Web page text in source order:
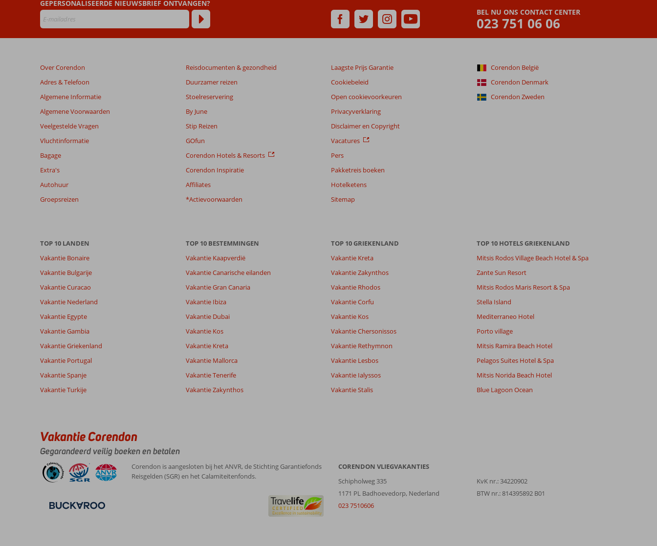
Beoordelingen
die
ouder
zijn
maanden
worden
niet
meer
weergegeven
om
de
relevantie
van
Meer
beoordelingen.
Totale score
Gebaseerd op:
beoordelingen
8,8
Aanrader
Kamers
8,5
Kindvriendelijk
Ervaringen
van onze
klanten
Taal
Filter reisgezelschap
Sorteren op
10
Nederland
Gezin met jong(e) kind(eren)
,
20 mei 2025
Ligging
ideaal
aan
zee
en
maar
Prijs/kwaliteit 10
Eten
10
Kamers
9
Kindvriendelijk
10
Wifi kwaliteit
BEL NU ONS CONTACT CENTER
023 751 06 06
GEPERSONALISEERDE NIEUWSBRIEF ONTVANGEN?
Over Corendon
Adres & Telefoon
Algemene Informatie
Algemene Voorwaarden
Veelgestelde Vragen
Vluchtinformatie
Bagage
Extra's
Autohuur
Groepsreizen
Reisdocumenten & gezondheid
Duurzamer reizen
Stoelreservering
By June
Stip Reizen
GOfun
Corendon Hotels & Resorts
Corendon Inspiratie
Affiliates
*Actievoorwaarden
Laagste Prijs Garantie
Cookiebeleid
Open cookievoorkeuren
Privacyverklaring
Disclaimer en Copyright
Vacatures
Pers
Pakketreis boeken
Hotelketens
Sitemap
Corendon België
Corendon Denmark
Corendon Zweden
TOP 10 LANDEN
Vakantie Bonaire
Vakantie Bulgarije
Vakantie Curacao
Vakantie Nederland
Vakantie Egypte
Vakantie Gambia
Vakantie Griekenland
Vakantie Portugal
Vakantie Spanje
Vakantie Turkije
TOP 10 BESTEMMINGEN
Vakantie Kaapverdië
Vakantie Canarische eilanden
Vakantie Gran Canaria
Vakantie Ibiza
Vakantie Dubai
Vakantie Kos
Vakantie Kreta
Vakantie Mallorca
Vakantie Tenerife
Vakantie Zakynthos
TOP 10 GRIEKENLAND
Vakantie Kreta
Vakantie Zakynthos
Vakantie Rhodos
Vakantie Corfu
Vakantie Kos
Vakantie Chersonissos
Vakantie Rethymnon
Vakantie Lesbos
Vakantie Ialyssos
Vakantie Stalis
TOP 10 HOTELS GRIEKENLAND
Mitsis Rodos Village Beach Hotel & Spa
Zante Sun Resort
Mitsis Rodos Maris Resort & Spa
Stella Island
Mediterraneo Hotel
Porto village
Mitsis Ramira Beach Hotel
Pelagos Suites Hotel & Spa
Mitsis Norida Beach Hotel
Blue Lagoon Ocean
Vakantie Corendon
Gegarandeerd veilig boeken en betalen
Corendon is aangesloten bij het ANVR, de Stichting Garantiefonds
Reisgelden (SGR) en het Calamiteitenfonds.
CORENDON VLIEGVAKANTIES
Schipholweg 335
1171 PL Badhoevedorp, Nederland
023 7510606
KvK nr.: 34220902
BTW nr.: 814395892 B01